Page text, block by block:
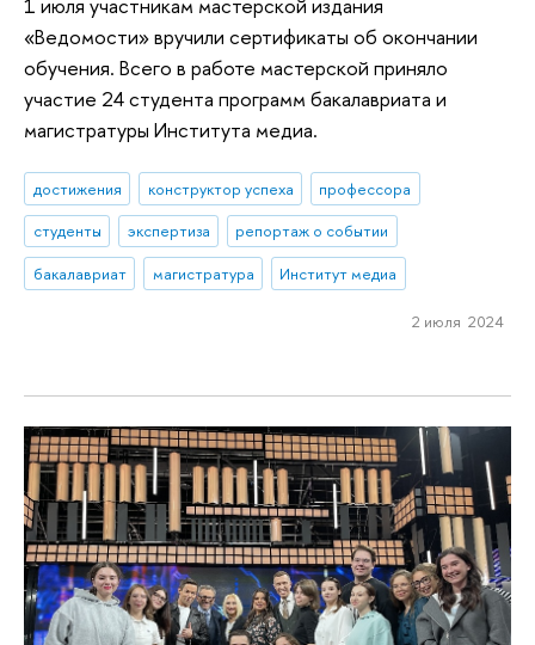
1 июля участникам мастерской издания
«Ведомости» вручили сертификаты об окончании
обучения. Всего в работе мастерской приняло
участие 24 студента программ бакалавриата и
магистратуры Института медиа.
достижения конструктор успеха
профессора
студенты
экспертиза
репортаж о событии
бакалавриат
магистратура Институт медиа
2 июля 2024